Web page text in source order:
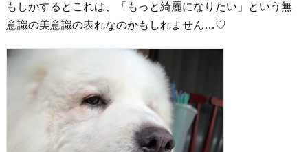
もしかするとこれは、「もっと綺麗になりたい」という無
意識の美意識の表れなのかもしれません…♡